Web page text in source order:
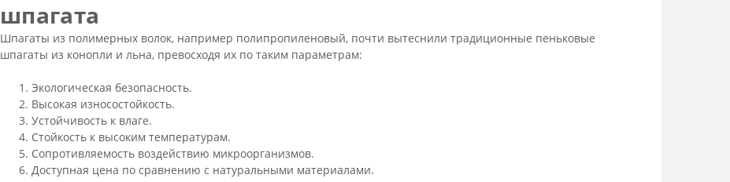
шпагата
Шпагаты из полимерных волок, например полипропиленовый, почти вытеснили традиционные пеньковые
шпагаты из конопли и льна, превосходя их по таким параметрам:
Экологическая безопасность.
Высокая износостойкость.
Устойчивость к влаге.
Стойкость к высоким температурам.
Сопротивляемость воздействию микроорганизмов.
Доступная цена по сравнению с натуральными материалами.